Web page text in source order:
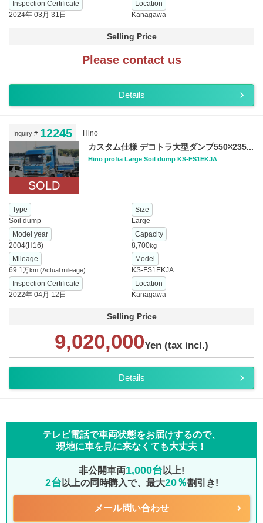
Inspection Certificate
2024年 03月 31日
Location
Kanagawa
Selling Price
Please contact us
Details
Inquiry # 12245 Hino
SOLD
カスタム仕様 デコトラ大型ダンプ550×235...
Hino profia Large Soil dump KS-FS1EKJA
Type
Soil dump
Size
Large
Model year
2004(H16)
Capacity
8,700kg
Mileage
69.1万km (Actual mileage)
Model
KS-FS1EKJA
Inspection Certificate
2022年 04月 12日
Location
Kanagawa
Selling Price
9,020,000Yen (tax incl.)
Details
テレビ電話で車両状態をお届けするので、
現地に車を見に来なくても大丈夫！
非公開車両1,000台 以上!
2台 以上の同時購入で、最大20％割引き!
メール問い合わせ